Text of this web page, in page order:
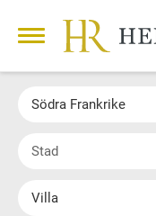
Södra Frankrike
Stad
Villa